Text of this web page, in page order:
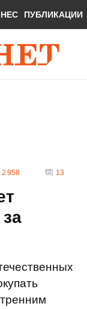
ПУБЛИКАЦИИ
2 958 13